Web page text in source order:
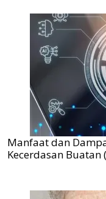
Manfaat dan
Kecerdasan Buatan